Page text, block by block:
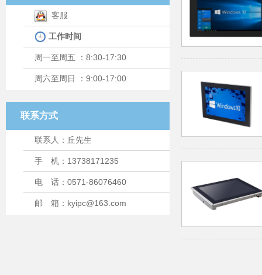
客服
工作时间
周一至周五 ：8:30-17:30
周六至周日 ：9:00-17:00
联系方式
联系人：丘先生
手 机：13738171235
电 话：0571-86076460
邮 箱：kyipc@163.com